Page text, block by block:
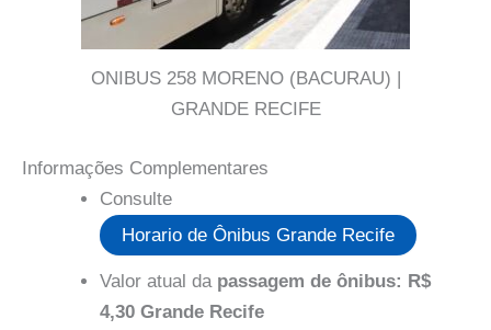
ONIBUS 258 MORENO (BACURAU) |
GRANDE RECIFE
Informações Complementares
Consulte
Horario de Ônibus Grande Recife
Valor atual da passagem de ônibus: R$
4,30 Grande Recife